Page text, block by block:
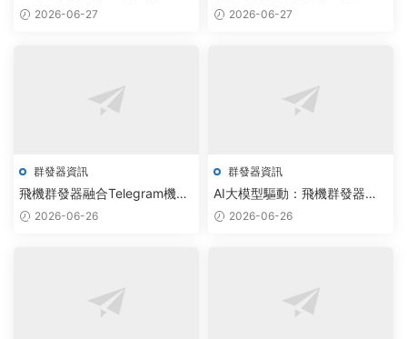
限制版群發器落地Telegram系
2026-06-27
部署飛機群發器與Telegram拉
2026-06-27
群發器資訊
飛機群發器融合Telegram機器
人采購，驅動企業精準獲客效
2026-06-26
群發器資訊
AI大模型驅動：飛機群發器與
電報拉人腳本實現Telegram群
2026-06-26